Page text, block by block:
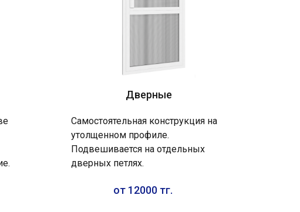
Дверные
Самостоятельная конструкция на
утолщенном профиле.
Подвешивается на отдельных
дверных петлях.
от 12000 тг.